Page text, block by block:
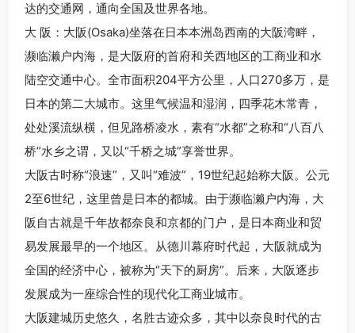
达的交通网，通向全国及世界各地。
大 阪：大阪(Osaka)坐落在日本本洲岛西南的大阪湾畔，
濒临濑户内海，是大阪府的首府和关西地区的工商业和水
陆空交通中心。全市面积204平方公里，人口270多万，是
日本的第二大城市。这里气候温和湿润，四季花木常青，
处处溪流纵横，但见路桥凌水，素有“水都”之称和“八百八
桥”水乡之谓，又以“千桥之城”享誉世界。
大阪古时称“浪速”，又叫“难波”，19世纪起始称大阪。公元
2至6世纪，这里曾是日本的都城。由于濒临濑户内海，大
阪自古就是千年故都奈良和京都的门户，是日本商业和贸
易发展最早的一个地区。从德川幕府时代起，大阪就成为
全国的经济中心，被称为“天下的厨房”。后来，大阪逐步
发展成为一座综合性的现代化工商业城市。
大阪建城历史悠久，名胜古迹众多，其中以奈良时代的古